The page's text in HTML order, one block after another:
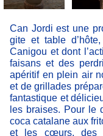
Can Jordi est une
gite et table
Canigou et dont
faisans et des
apéritif en plein air
et de grillades
fantastique et
les braises. Pour le
coca catalane aux
et les cœurs, des